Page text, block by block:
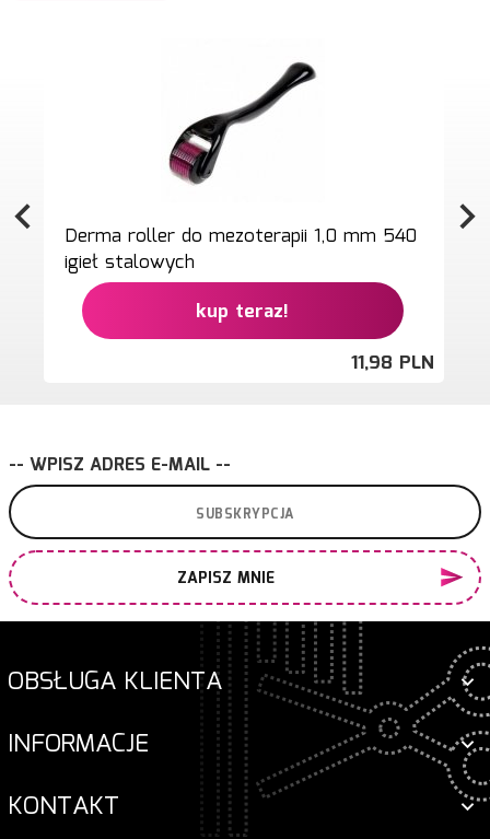
Derma roller do mezoterapii 1,0 mm 540
igieł stalowych
kup teraz!
11,98 PLN
-- WPISZ ADRES E-MAIL --
ZAPISZ MNIE
OBSŁUGA KLIENTA
INFORMACJE
KONTAKT